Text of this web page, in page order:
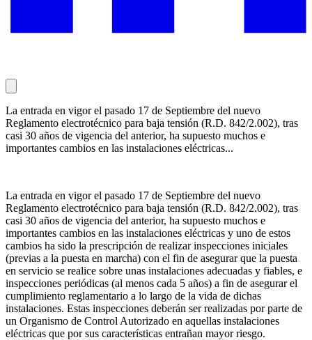
La entrada en vigor el pasado 17 de Septiembre del nuevo
Reglamento electrotécnico para baja tensión (R.D. 842/2.002), tras
casi 30 años de vigencia del anterior, ha supuesto muchos e
importantes cambios en las instalaciones eléctricas...
La entrada en vigor el pasado 17 de Septiembre del nuevo
Reglamento electrotécnico para baja tensión (R.D. 842/2.002), tras
casi 30 años de vigencia del anterior, ha supuesto muchos e
importantes cambios en las instalaciones eléctricas y uno de estos
cambios ha sido la prescripción de realizar inspecciones iniciales
(previas a la puesta en marcha) con el fin de asegurar que la puesta
en servicio se realice sobre unas instalaciones adecuadas y fiables, e
inspecciones periódicas (al menos cada 5 años) a fin de asegurar el
cumplimiento reglamentario a lo largo de la vida de dichas
instalaciones. Estas inspecciones deberán ser realizadas por parte de
un Organismo de Control Autorizado en aquellas instalaciones
eléctricas que por sus características entrañan mayor riesgo.